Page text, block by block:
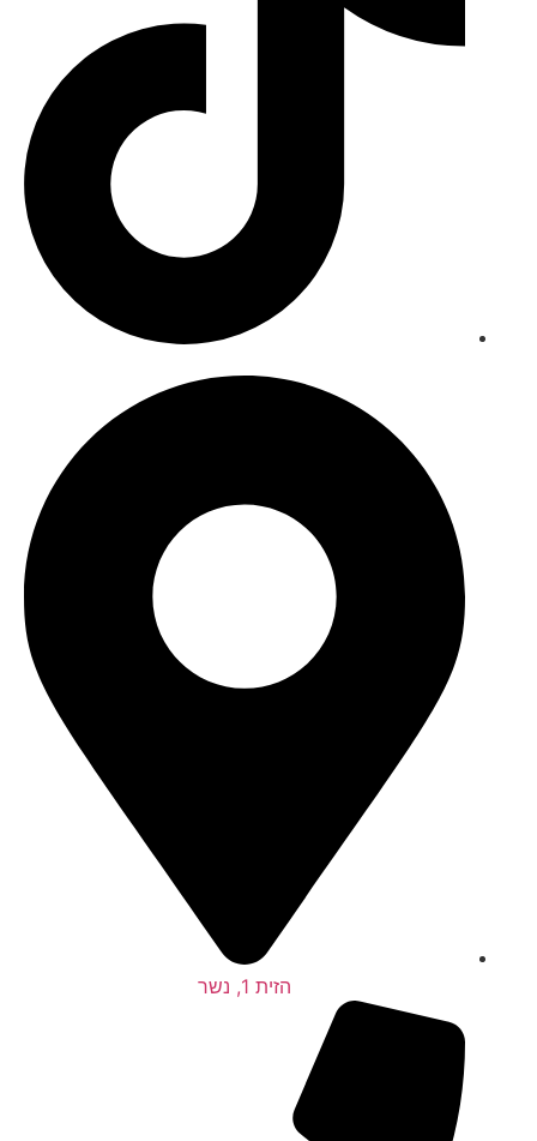
הזית 1, נשר